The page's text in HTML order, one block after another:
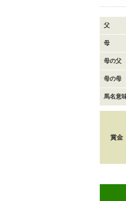
父
母
母の父
母の母
馬名意
賞金